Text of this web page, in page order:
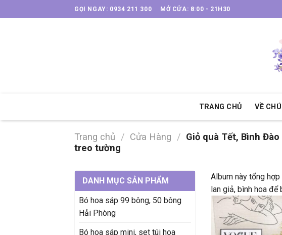
to
GỌI NGAY: 0934 211 300 MỞ CỬA: 8:00 - 21H30
TRANG CHỦ VỀ
Trang chủ / Cửa Hàng / Giỏ quà Tết, Bình
treo tường
DANH MỤC SẢN PHẨM
Bó hoa sáp 99 bông, 50 bông
Hải Phòng
Bó hoa sáp mini, set túi hoa
Album này tổng
lan giả, bình hoa để